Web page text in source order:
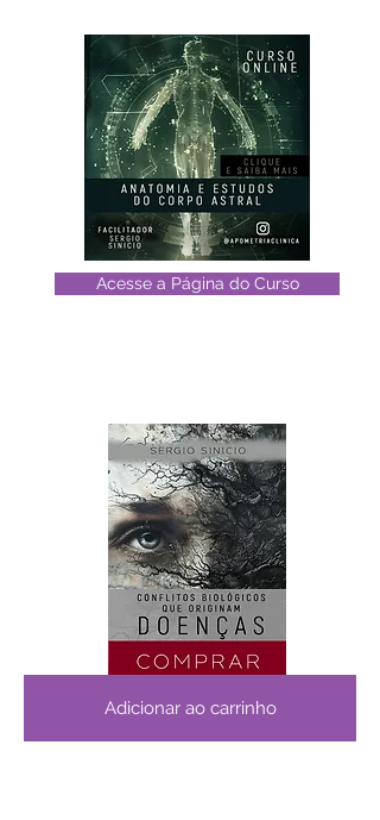
Acesse a Página do Curso
Adicionar ao carrinho